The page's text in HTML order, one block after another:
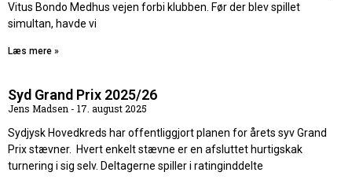
Vitus Bondo Medhus vejen forbi klubben. Før der blev spillet
simultan, havde vi
Læs mere »
Syd Grand Prix 2025/26
Jens Madsen
17. august 2025
Sydjysk Hovedkreds har offentliggjort planen for årets syv Grand
Prix stævner. Hvert enkelt stævne er en afsluttet hurtigskak
turnering i sig selv. Deltagerne spiller i ratinginddelte